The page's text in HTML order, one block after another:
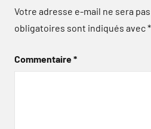
Votre adresse e-mail ne sera
obligatoires sont indiqués avec*
Commentaire*